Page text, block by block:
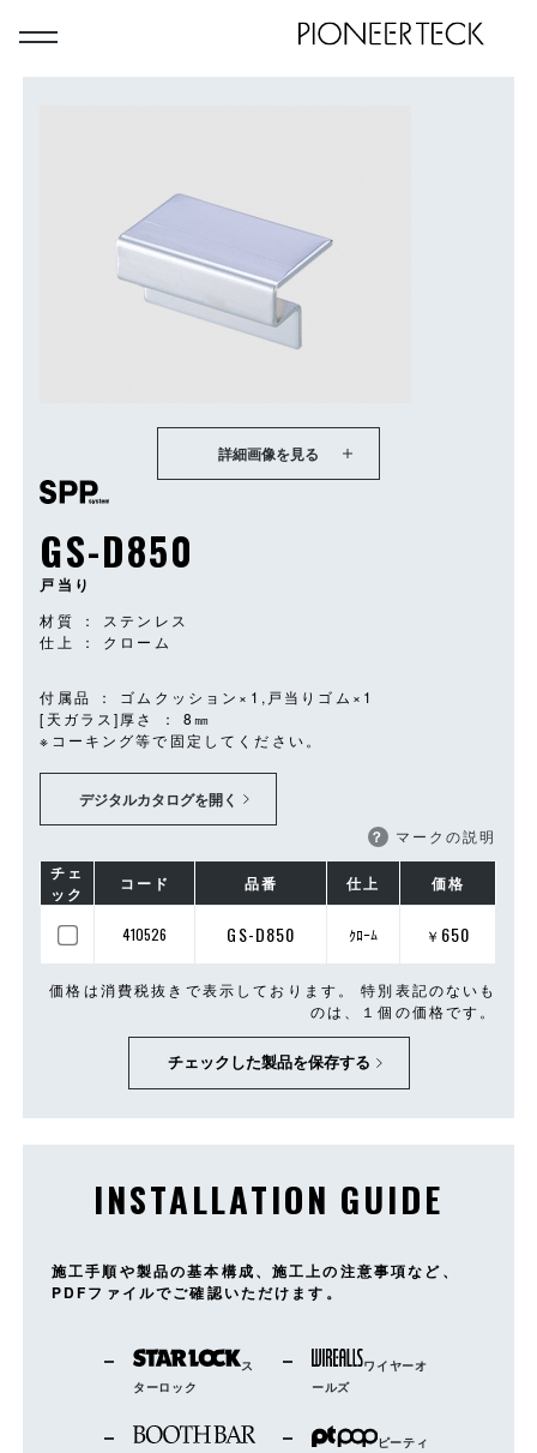
詳細画像を見る
GS-D850
戸当り
材質 ： ステンレス
仕上 ： クローム
付属品 ： ゴムクッション×1,戸当りゴム×1
[天ガラス]厚さ ： 8㎜
※コーキング等で固定してください。
デジタルカタログを開く
？ マークの説明
チェ
ック
コード 品番 仕上 価格
410526 GS-D850 ｸﾛｰﾑ ￥ 650
価格は消費税抜きで表示しております。 特別表記のないも
のは、１個の価格です。
チェックした製品を保存する
INSTALLATION GUIDE
施工手順や製品の基本構成、施工上の注意事項など、
PDFファイルでご確認いただけます。
ス
ターロック
ワイヤーオ
ールズ
ピーティ